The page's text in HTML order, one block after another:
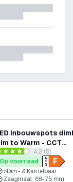
verlanglijst
Inbouwspots
to Warm - CCT
5W/7W - IP65 - Wit -
-
reviews
score sterren4.2 (5)
Op voorraad
>Dim- & Kantelbaar
Zaagmaat: 68-75 mm